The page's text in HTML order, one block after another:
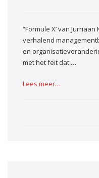
“Formule X’ van
verhalend
en
met het feit dat …
Lees meer…